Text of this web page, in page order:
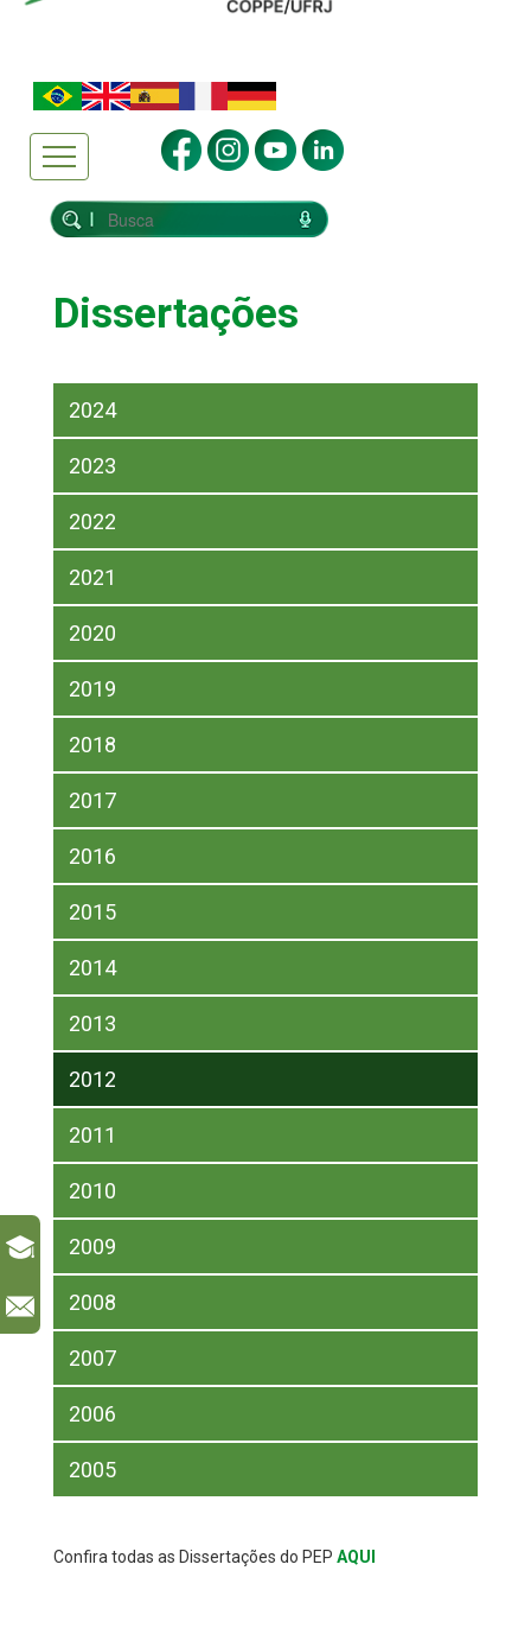
Dissertações
2024
2023
2022
2021
2020
2019
2018
2017
2016
2015
2014
2013
2012
2011
2010
2009
2008
2007
2006
2005
Confira todas as Dissertações do PEP AQUI